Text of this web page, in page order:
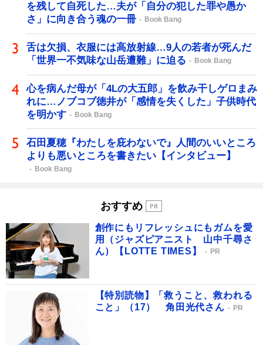
を残して自死した…夫が「自分の犯した罪や愚か
さ」に向き合う魂の一冊
Book Bang
舌は欠損、衣服には高放射線…9人の若者が死んだ
「世界一不気味な山岳遭難」に迫る
Book Bang
心を病んだ母が「4Lの大五郎」を飲み干しゲロまみ
れに…ノブコブ徳井が「感情を失くした」子供時代
を明かす
Book Bang
石田夏穂『わたしを庇わないで』人間のいいところ
よりも悪いところを書きたい【インタビュー】
Book Bang
おすすめ
創作にもリフレッシュにもガムを愛
用（ジャズピアニスト 山中千尋さ
ん）【LOTTE TIMES】
PR
【特別読物】「救うこと、救われる
こと」（17） 角田光代さん
PR